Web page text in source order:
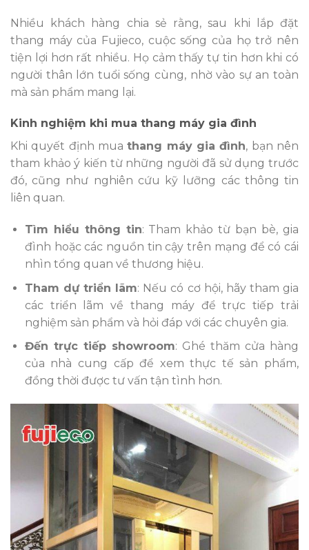
Nhiều khách hàng chia sẻ rằng, sau khi lắp đặt
thang máy của Fujieco, cuộc sống của họ trở nên
tiện lợi hơn rất nhiều. Họ cảm thấy tự tin hơn khi có
người thân lớn tuổi sống cùng, nhờ vào sự an toàn
mà sản phẩm mang lại.
Kinh nghiệm khi mua thang máy gia đình
Khi quyết định muathang máy gia đình, bạn nên
tham khảo ý kiến từ những người đã sử dụng trước
đó, cũng như nghiên cứu kỹ lưỡng các thông tin
liên quan.
Tìm hiểu thông tin: Tham khảo từ bạn bè, gia
đình hoặc các nguồn tin cậy trên mạng để có cái
nhìn tổng quan về thương hiệu.
Tham dự triển lãm: Nếu có cơ hội, hãy tham gia
các triển lãm về thang máy để trực tiếp trải
nghiệm sản phẩm và hỏi đáp với các chuyên gia.
Đến trực tiếp showroom: Ghé thăm cửa hàng
của nhà cung cấp để xem thực tế sản phẩm,
đồng thời được tư vấn tận tình hơn.